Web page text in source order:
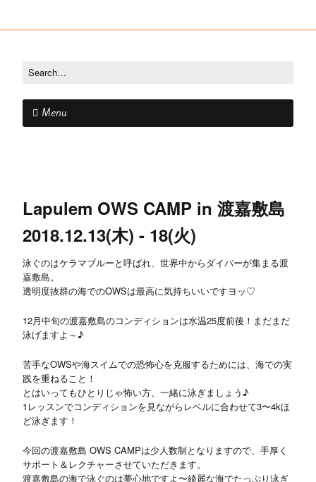
Menu
Lapulem OWS CAMP in 渡嘉敷島
2018.12.13(木) - 18(火)
泳ぐのはケラマブルーと呼ばれ、世界中からダイバーが集まる渡
嘉敷島。
透明度抜群の海でのOWSは最高に気持ちいいですヨッ♡
12月中旬の渡嘉敷島のコンディションは水温25度前後！まだまだ
泳げますよ～♪
苦手なOWSや海スイムでの恐怖心を克服するためには、海での実
践を重ねること！
とはいってもひとりじゃ怖い方、一緒に泳ぎましょう♪
1レッスンでコンディションを見ながらレベルに合わせて3〜4kほ
ど泳ぎます！
今回の渡嘉敷島 OWS CAMPは少人数制となりますので、手厚く
サポート＆レクチャーさせていただきます。
渡嘉敷島の海で泳ぐのは夢心地ですよ〜綺麗な海でたっぷり泳ぎ